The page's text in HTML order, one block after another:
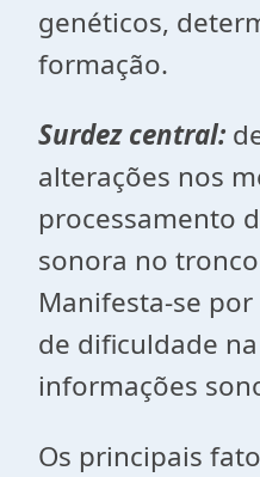
genéticos,
formação.
Surdez central:
alterações nos
processamento
sonora no
Manifesta-se
de dificuldade
informações
Os principais